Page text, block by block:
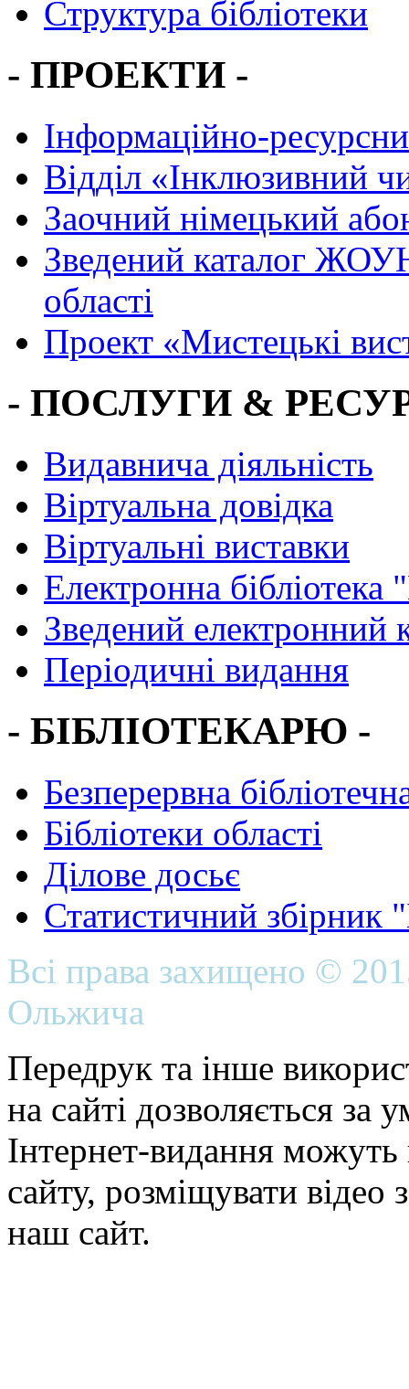
Структура бібліотеки
- ПРОЕКТИ -
Інформаційно-
Вiддiл «Інклюзивний
Заочний німецький
Зведений каталог
області
Проект «Мистецькі
- ПОСЛУГИ &
Видавнича діяльність
Віртуальна довідка
Віртуальні виставки
Електронна
Зведений електронний
Періодичні видання
- БІБЛІОТЕКАРЮ -
Безперервна
Бібліотеки області
Ділове досьє
Статистичний
Всі права захищено ©
Ольжича
Передрук та інше
на сайті дозволяється
Інтернет-видання можуть
сайту, розміщувати відео
наш сайт.